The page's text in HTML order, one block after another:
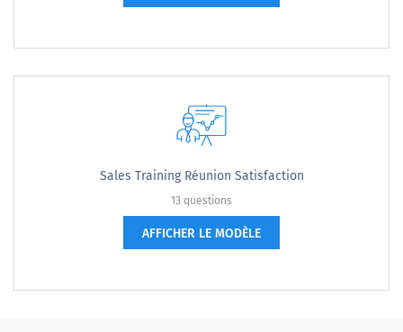
Sales Training Réunion Satisfaction
13 questions
AFFICHER LE MODÈLE